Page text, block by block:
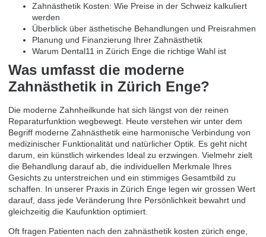
Zahnästhetik Kosten: Wie Preise in der Schweiz kalkuliert
werden
Überblick über ästhetische Behandlungen und Preisrahmen
Planung und Finanzierung Ihrer Zahnästhetik
Warum Dental11 in Zürich Enge die richtige Wahl ist
Was umfasst die moderne
Zahnästhetik in Zürich Enge?
Die moderne Zahnheilkunde hat sich längst von der reinen
Reparaturfunktion wegbewegt. Heute verstehen wir unter dem
Begriff moderne Zahnästhetik eine harmonische Verbindung von
medizinischer Funktionalität und natürlicher Optik. Es geht nicht
darum, ein künstlich wirkendes Ideal zu erzwingen. Vielmehr zielt
die Behandlung darauf ab, die individuellen Merkmale Ihres
Gesichts zu unterstreichen und ein stimmiges Gesamtbild zu
schaffen. In unserer Praxis in Zürich Enge legen wir grossen Wert
darauf, dass jede Veränderung Ihre Persönlichkeit bewahrt und
gleichzeitig die Kaufunktion optimiert.
Oft fragen Patienten nach den zahnästhetik kosten zürich enge,